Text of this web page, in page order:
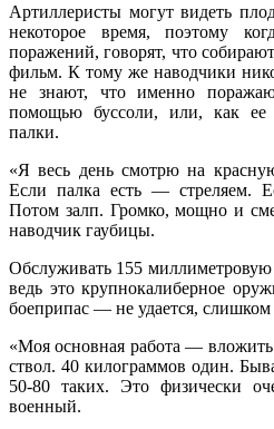
Артиллеристы могут видеть
некоторое время, поэтому
поражений, говорят, что
фильм. К тому же наводчики
не знают, что именно
помощью буссоли, или, как
палки.
«Я весь день смотрю на
Если палка есть — стреляем.
Потом залп. Громко, мощно и
наводчик гаубицы.
Обслуживать 155 миллиметровую
ведь это крупнокалиберное
боеприпас — не удается, слишком
«Моя основная работа — вложить
ствол. 40 килограммов один.
50-80 таких. Это физически
военный.